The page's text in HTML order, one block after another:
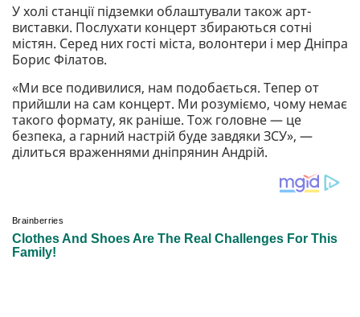
У холі станції підземки облаштували також арт-
виставки. Послухати концерт збираються сотні
містян. Серед них гості міста, волонтери і мер Дніпра
Борис Філатов.
«Ми все подивилися, нам подобається. Тепер от
прийшли на сам концерт. Ми розуміємо, чому немає
такого формату, як раніше. Тож головне — це
безпека, а гарний настрій буде завдяки ЗСУ», —
ділиться враженнями дніпрянин Андрій.